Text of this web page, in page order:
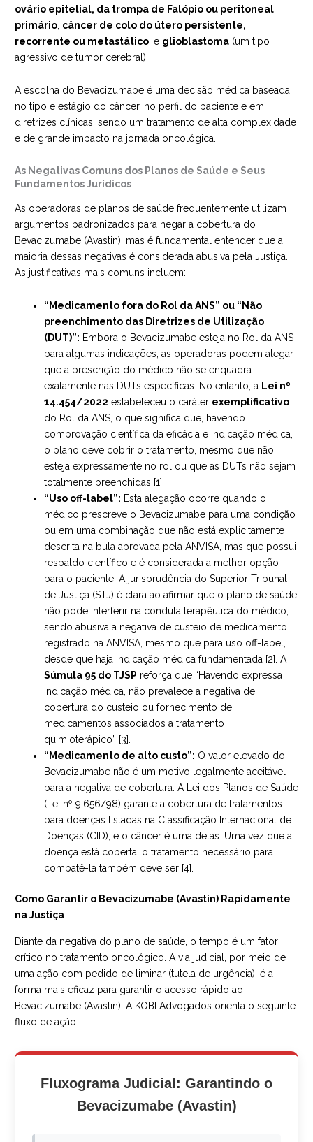
ovário epitelial, da trompa de Falópio ou peritoneal
primário câncer de colo do útero persistente,
recorrente ou metastático , e glioblastoma (um tipo
agressivo de tumor cerebral).
A escolha do Bevacizumabe é uma decisão médica baseada
no tipo e estágio do câncer, no perfil do paciente e em
diretrizes clínicas, sendo um tratamento de alta complexidade
e de grande impacto na jornada oncológica.
As Negativas Comuns dos Planos de Saúde e Seus
Fundamentos Jurídicos
As operadoras de planos de saúde frequentemente utilizam
argumentos padronizados para negar a cobertura do
Bevacizumabe (Avastin), mas é fundamental entender que a
maioria dessas negativas é considerada abusiva pela Justiça.
As justificativas mais comuns incluem:
“Medicamento fora do Rol da ANS” ou “Não
preenchimento das Diretrizes de Utilização
(DUT)”: Embora o Bevacizumabe esteja no Rol da ANS
para algumas indicações, as operadoras podem alegar
que a prescrição do médico não se enquadra
exatamente nas DUTs específicas. No entanto, a Lei nº
14.454/2022 estabeleceu o caráter exemplificativo
do Rol da ANS, o que significa que, havendo
comprovação científica da eficácia e indicação médica,
o plano deve cobrir o tratamento, mesmo que não
esteja expressamente no rol ou que as DUTs não sejam
totalmente preenchidas [1].
“Uso off-label”: Esta alegação ocorre quando o
médico prescreve o Bevacizumabe para uma condição
ou em uma combinação que não está explicitamente
descrita na bula aprovada pela ANVISA, mas que possui
respaldo científico e é considerada a melhor opção
para o paciente. A jurisprudência do Superior Tribunal
de Justiça (STJ) é clara ao afirmar que o plano de saúde
não pode interferir na conduta terapêutica do médico,
sendo abusiva a negativa de custeio de medicamento
registrado na ANVISA, mesmo que para uso off-label,
desde que haja indicação médica fundamentada [2]. A
Súmula 95 do TJSP reforça que “Havendo expressa
indicação médica, não prevalece a negativa de
cobertura do custeio ou fornecimento de
medicamentos associados a tratamento
quimioterápico” [3].
“Medicamento de alto custo”: O valor elevado do
Bevacizumabe não é um motivo legalmente aceitável
para a negativa de cobertura. A Lei dos Planos de Saúde
(Lei nº 9.656/98) garante a cobertura de tratamentos
para doenças listadas na Classificação Internacional de
Doenças (CID), e o câncer é uma delas. Uma vez que a
doença está coberta, o tratamento necessário para
combatê-la também deve ser [4].
Como Garantir o Bevacizumabe (Avastin) Rapidamente
na Justiça
Diante da negativa do plano de saúde, o tempo é um fator
crítico no tratamento oncológico. A via judicial, por meio de
uma ação com pedido de liminar (tutela de urgência), é a
forma mais eficaz para garantir o acesso rápido ao
Bevacizumabe (Avastin). A KOBI Advogados orienta o seguinte
fluxo de ação:
Fluxograma Judicial: Garantindo o
Bevacizumabe (Avastin)